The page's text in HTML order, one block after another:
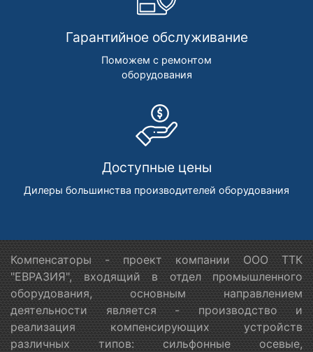
Гарантийное обслуживание
Поможем с ремонтом
оборудования
Доступные цены
Дилеры большинства производителей оборудования
Компенсаторы - проект компании ООО ТТК
"ЕВРАЗИЯ", входящий в отдел промышленного
оборудования, основным направлением
деятельности является - производство и
реализация компенсирующих устройств
различных типов: сильфонные осевые,